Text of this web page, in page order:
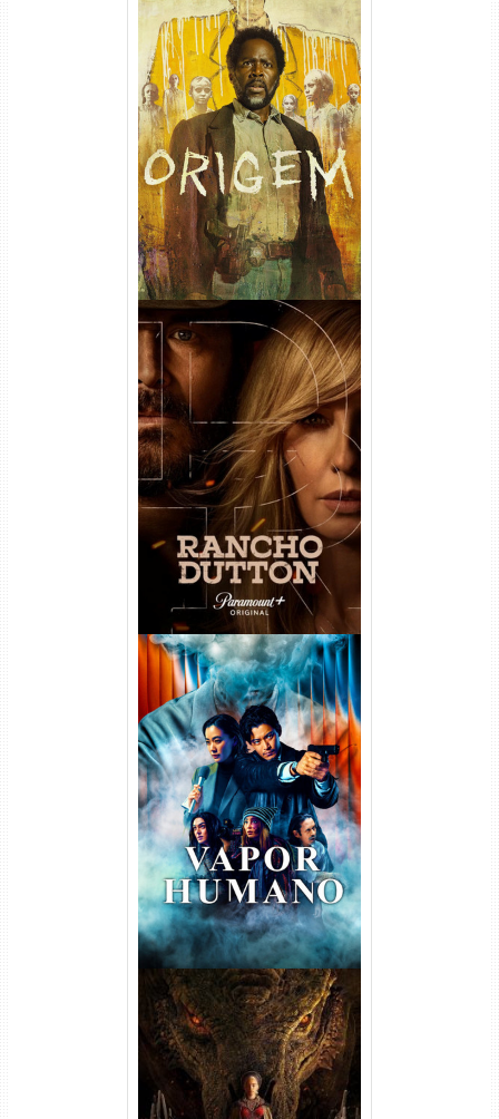
Origem 4ª Temporada Torrent
(2026) WEB-DL 1080p/4K
Dual Áudio
Rancho Dutton 1ª
Temporada Torrent (2026)
WEB-DL 1080p Dual Áudio
Vapor Humano 1ª Temporada
Torrent (2026) WEB-DL 1080p
Dual Áudio
A Casa do Dragão 1ª